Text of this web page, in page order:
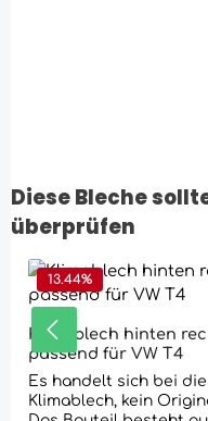
Produktgalerie
Diese Bleche
überprüfen
13.44%
Klimablech hinten
passend für VW T4
Es handelt sich bei
Klimablech, kein